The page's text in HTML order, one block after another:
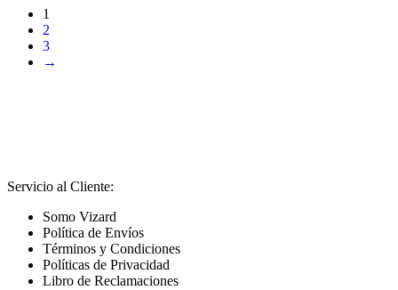
1
2
3
→
Servicio al Cliente:
Somo Vizard
Política de Envíos
Términos y Condiciones
Políticas de Privacidad
Libro de Reclamaciones